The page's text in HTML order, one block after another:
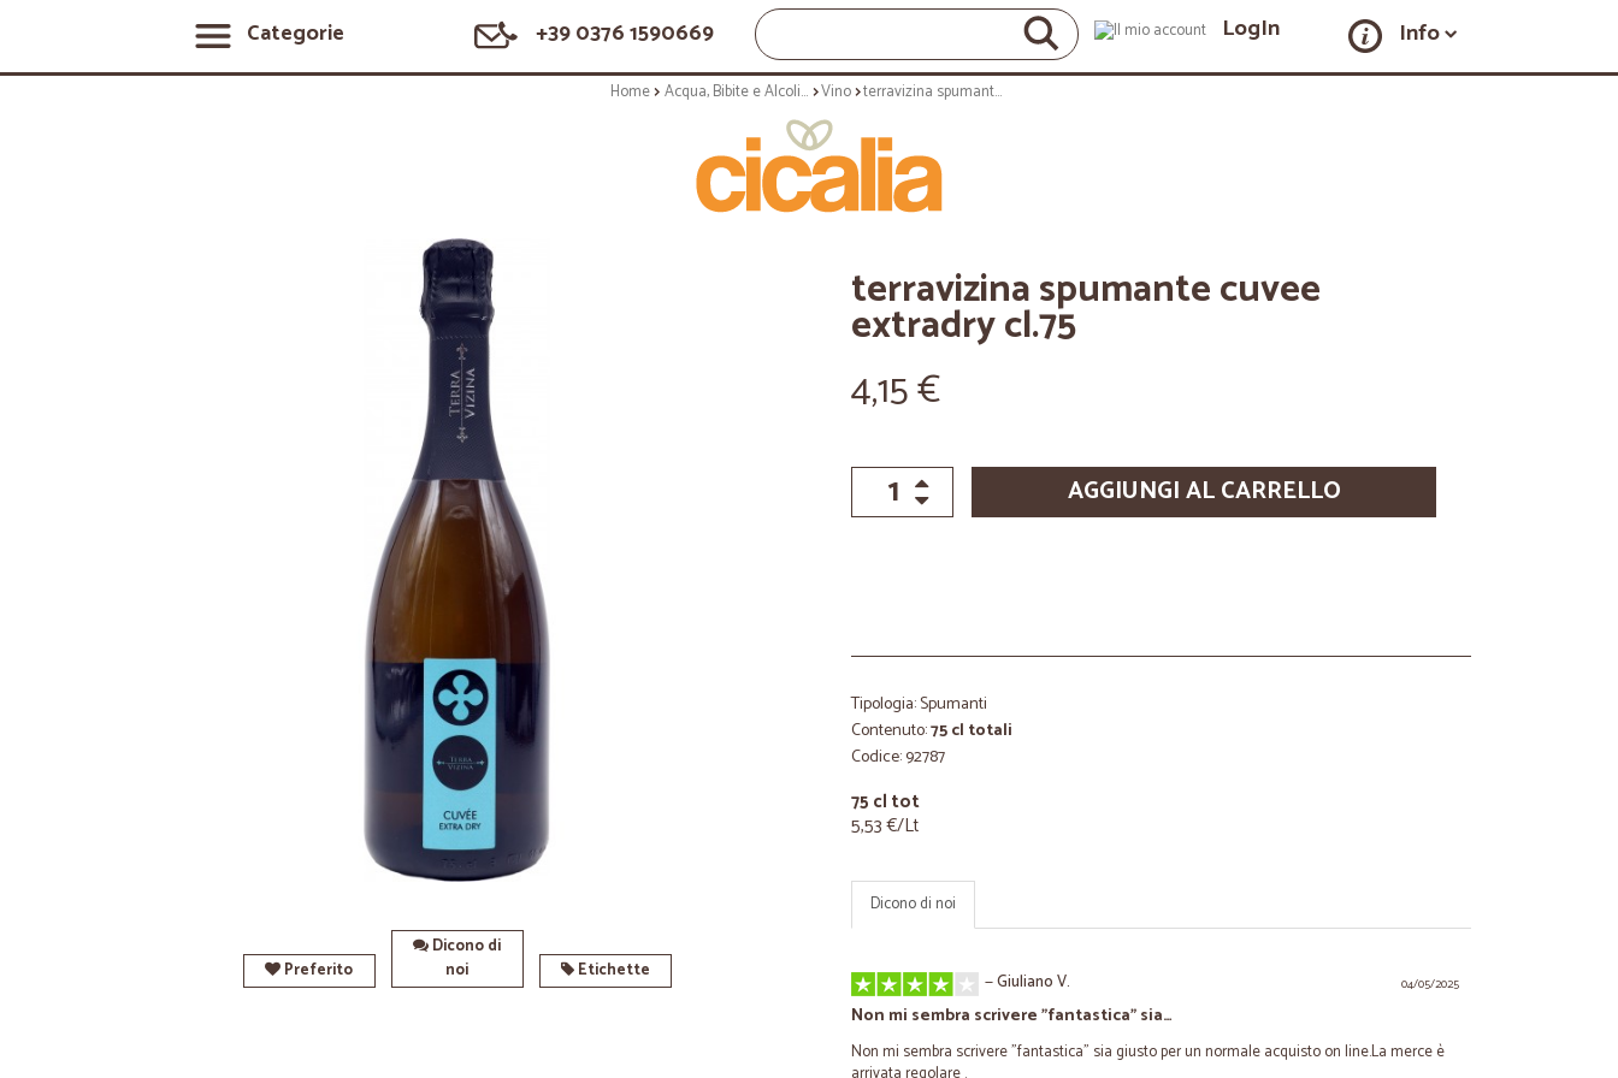
Categorie +39 0376 1590669 LogIn Info
Home Acqua, Bibite e Alcolici Vino terravizina spumante cuvee extradry cl.75
Preferito
Dicono di
noi
Etichette
terravizina spumante cuvee
extradry cl.75
4,15 €
AGGIUNGI AL CARRELLO
Tipologia: Spumanti
Contenuto:75 cl totali
Codice: 92787
75 cl tot
5,53 €/Lt
Dicono di noi
04/05/2025
—Giuliano V.
Non mi sembra scrivere "fantastica" sia…
Non mi sembra scrivere "fantastica" sia giusto per un normale acquisto on line.La merce è